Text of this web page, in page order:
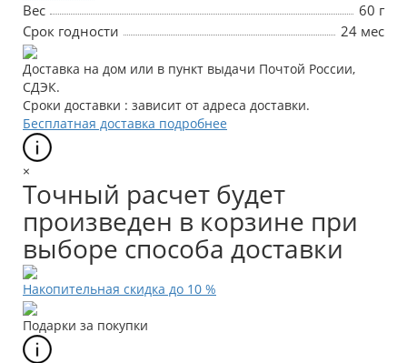
Вес
60 г
Срок годности
24 мес
Доставка на дом или в пункт выдачи Почтой России,
СДЭК.
Сроки доставки : зависит от адреса доставки.
Бесплатная доставка подробнее
×
Точный расчет будет
произведен в корзине при
выборе способа доставки
Накопительная скидка до 10 %
Подарки за покупки